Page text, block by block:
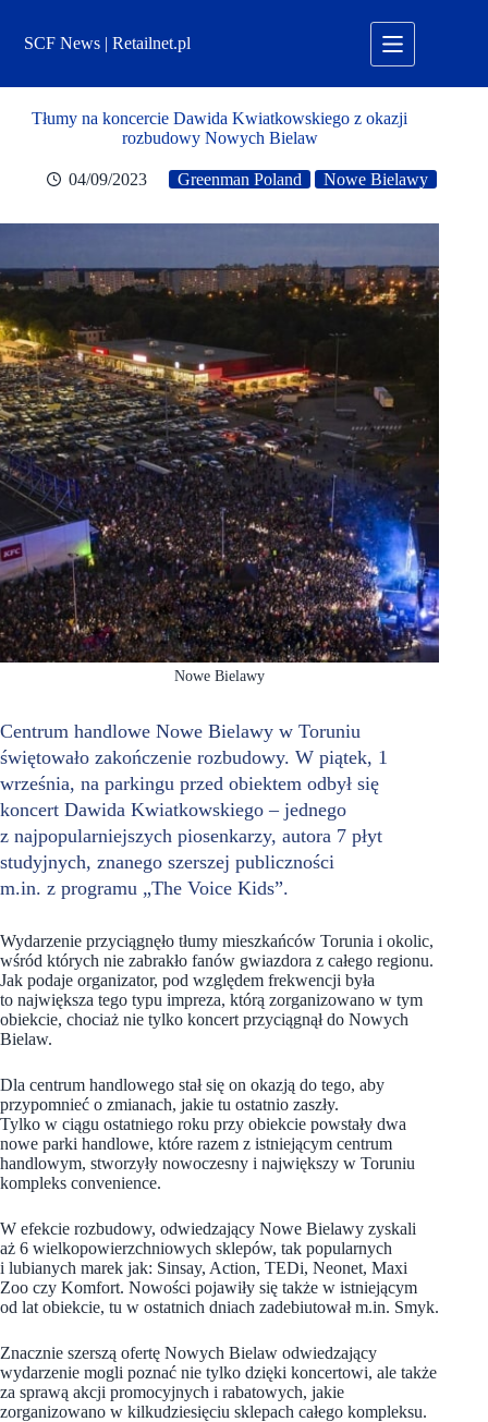
treściSCF News | Retailnet.pl
Tłumy na koncercie Dawida Kwiatkowskiego z okazji
rozbudowy Nowych Bielaw
04/09/2023 Greenman Poland Nowe Bielawy
Nowe Bielawy
Centrum handlowe Nowe Bielawy w Toruniu
świętowało zakończenie rozbudowy. W piątek, 1
września, na parkingu przed obiektem odbył się
koncert Dawida Kwiatkowskiego – jednego
z najpopularniejszych piosenkarzy, autora 7 płyt
studyjnych, znanego szerszej publiczności
m.in. z programu „The Voice Kids”.
Wydarzenie przyciągnęło tłumy mieszkańców Torunia i okolic,
wśród których nie zabrakło fanów gwiazdora z całego regionu.
Jak podaje organizator, pod względem frekwencji była
to największa tego typu impreza, którą zorganizowano w tym
obiekcie, chociaż nie tylko koncert przyciągnął do Nowych
Bielaw.
Dla centrum handlowego stał się on okazją do tego, aby
przypomnieć o zmianach, jakie tu ostatnio zaszły.
Tylko w ciągu ostatniego roku przy obiekcie powstały dwa
nowe parki handlowe, które razem z istniejącym centrum
handlowym, stworzyły nowoczesny i największy w Toruniu
kompleks convenience.
W efekcie rozbudowy, odwiedzający Nowe Bielawy zyskali
aż 6 wielkopowierzchniowych sklepów, tak popularnych
i lubianych marek jak: Sinsay, Action, TEDi, Neonet, Maxi
Zoo czy Komfort. Nowości pojawiły się także w istniejącym
od lat obiekcie, tu w ostatnich dniach zadebiutował m.in. Smyk.
Znacznie szerszą ofertę Nowych Bielaw odwiedzający
wydarzenie mogli poznać nie tylko dzięki koncertowi, ale także
za sprawą akcji promocyjnych i rabatowych, jakie
zorganizowano w kilkudziesięciu sklepach całego kompleksu.